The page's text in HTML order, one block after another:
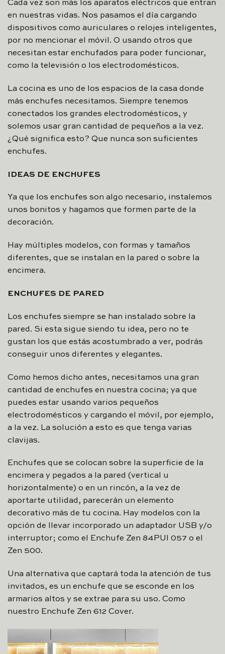
Cada vez son más los aparatos eléctricos que entran
en nuestras vidas. Nos pasamos el día cargando
dispositivos como auriculares o relojes inteligentes,
por no mencionar el móvil. O usando otros que
necesitan estar enchufados para poder funcionar,
como la televisión o los electrodomésticos.
La cocina es uno de los espacios de la casa donde
más enchufes necesitamos. Siempre tenemos
conectados los grandes electrodomésticos, y
solemos usar gran cantidad de pequeños a la vez.
¿Qué significa esto? Que nunca son suficientes
enchufes.
IDEAS DE ENCHUFES
Ya que los enchufes son algo necesario, instalemos
unos bonitos y hagamos que formen parte de la
decoración.
Hay múltiples modelos, con formas y tamaños
diferentes, que se instalan en la pared o sobre la
encimera.
ENCHUFES DE PARED
Los enchufes siempre se han instalado sobre la
pared. Si esta sigue siendo tu idea, pero no te
gustan los que estás acostumbrado a ver, podrás
conseguir unos diferentes y elegantes.
Como hemos dicho antes, necesitamos una gran
cantidad de enchufes en nuestra cocina; ya que
puedes estar usando varios pequeños
electrodomésticos y cargando el móvil, por ejemplo,
a la vez. La solución a esto es que tenga varias
clavijas.
Enchufes que se colocan sobre la superficie de la
encimera y pegados a la pared (vertical u
horizontalmente) o en un rincón, a la vez de
aportarte utilidad, parecerán un elemento
decorativo más de tu cocina. Hay modelos con la
opción de llevar incorporado un adaptador USB y/o
interruptor; como el Enchufe Zen 84PUI 057 o el
Zen 500.
Una alternativa que captará toda la atención de tus
invitados, es un enchufe que se esconde en los
armarios altos y se extrae para su uso. Como
nuestro Enchufe Zen 612 Cover.